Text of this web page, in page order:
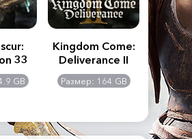
33
GB
Kingdom Come:
Deliverance II
Размер: 164 GB
The